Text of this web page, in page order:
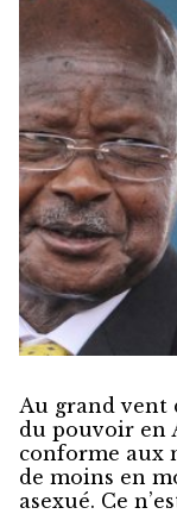
Au grand vent
du pouvoir en
conforme aux
de moins en
asexué. Ce